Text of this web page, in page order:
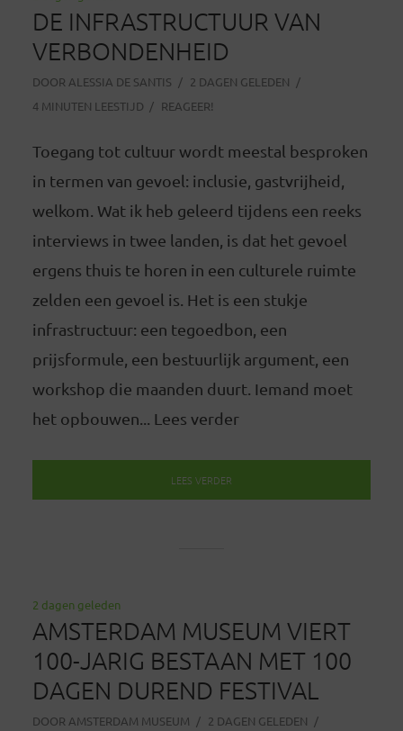
DE INFRASTRUCTUUR VAN
VERBONDENHEID
DOOR ALESSIA DE SANTIS
2 DAGEN GELEDEN
4 MINUTEN LEESTIJD
REAGEER!
Toegang tot cultuur wordt meestal besproken
in termen van gevoel: inclusie, gastvrijheid,
welkom. Wat ik heb geleerd tijdens een reeks
interviews in twee landen, is dat het gevoel
ergens thuis te horen in een culturele ruimte
zelden een gevoel is. Het is een stukje
infrastructuur: een tegoedbon, een
prijsformule, een bestuurlijk argument, een
workshop die maanden duurt. Iemand moet
het opbouwen... Lees verder
LEES VERDER
2 dagen geleden
AMSTERDAM MUSEUM VIERT
100-JARIG BESTAAN MET 100
DAGEN DUREND FESTIVAL
DOOR AMSTERDAM MUSEUM
2 DAGEN GELEDEN